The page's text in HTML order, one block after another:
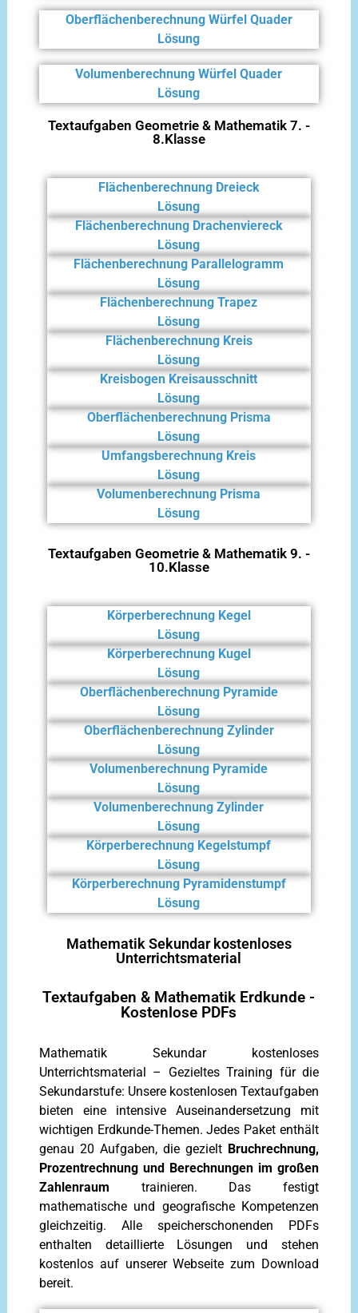
Oberflächenberechnung Würfel Quader
Lösung
Volumenberechnung Würfel Quader
Lösung
Textaufgaben Geometrie & Mathematik 7. -
8.Klasse
Flächenberechnung Dreieck
Lösung
Flächenberechnung Drachenviereck
Lösung
Flächenberechnung Parallelogramm
Lösung
Flächenberechnung Trapez
Lösung
Flächenberechnung Kreis
Lösung
Kreisbogen Kreisausschnitt
Lösung
Oberflächenberechnung Prisma
Lösung
Umfangsberechnung Kreis
Lösung
Volumenberechnung Prisma
Lösung
Textaufgaben Geometrie & Mathematik 9. -
10.Klasse
Körperberechnung Kegel
Lösung
Körperberechnung Kugel
Lösung
Oberflächenberechnung Pyramide
Lösung
Oberflächenberechnung Zylinder
Lösung
Volumenberechnung Pyramide
Lösung
Volumenberechnung Zylinder
Lösung
Körperberechnung Kegelstumpf
Lösung
Körperberechnung Pyramidenstumpf
Lösung
Mathematik Sekundar kostenloses
Unterrichtsmaterial
Textaufgaben & Mathematik Erdkunde -
Kostenlose PDFs
Mathematik Sekundar kostenloses
Unterrichtsmaterial – Gezieltes Training für die
Sekundarstufe: Unsere kostenlosen Textaufgaben
bieten eine intensive Auseinandersetzung mit
wichtigen Erdkunde-Themen. Jedes Paket enthält
genau 20 Aufgaben, die gezielt Bruchrechnung,
Prozentrechnung und Berechnungen im großen
Zahlenraum trainieren. Das festigt
mathematische und geografische Kompetenzen
gleichzeitig. Alle speicherschonenden PDFs
enthalten detaillierte Lösungen und stehen
kostenlos auf unserer Webseite zum Download
bereit.